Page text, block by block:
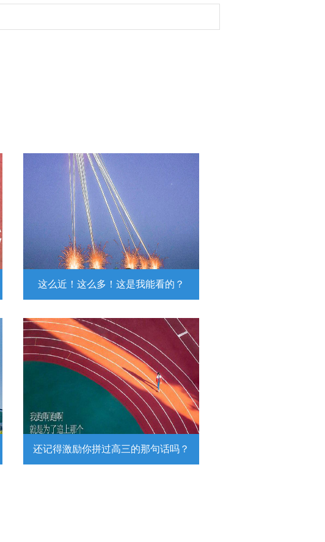
这么近！这么多！这是我能看的？
这么近！这么多！这是我能看的？
近日，陆军第74集团军某旅挺进西北戈
壁靶场，开展跨昼夜实弹射击综合演
还记得激励你拼过高三的那句话吗？